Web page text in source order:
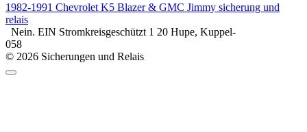
1982-1991 Chevrolet K5 Blazer & GMC Jimmy sicherung und
relais
Nein. EIN Stromkreisgeschützt 1 20 Hupe, Kuppel-
058
© 2026 Sicherungen und Relais